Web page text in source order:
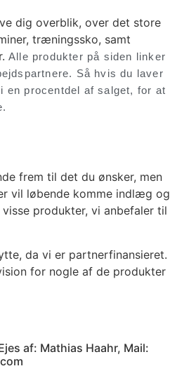
dig overblik, over det store
træningssko, samt
Alle produkter på siden linker
Så hvis du laver
en procentdel af salget, for at
frem til det du ønsker, men
vil løbende komme indlæg og
produkter, vi anbefaler til
da vi er partnerfinansieret.
for nogle af de produkter
af: Mathias Haahr, Mail: